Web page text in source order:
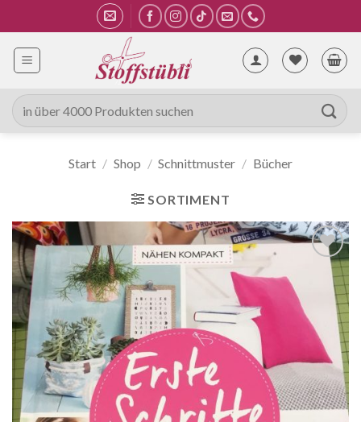
Inhalt
springen
Suche
nach:
Start / Shop / Schnittmuster / Bücher
SORTIMENT
Wunschliste